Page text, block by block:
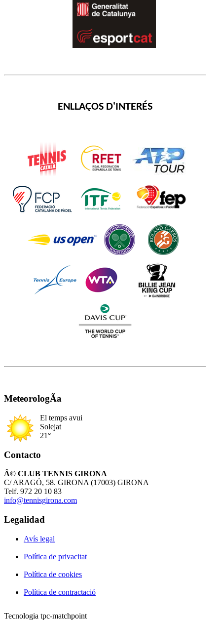
ENLLAÇOS D'INTERÉS
MeteorologÃ­a
El temps avui
Solejat
21°
Contacto
Â© CLUB TENNIS GIRONA
C/ ARAGÓ, 58. GIRONA (17003) GIRONA
Telf. 972 20 10 83
info@tennisgirona.com
Legalidad
Avís legal
Política de privacitat
Política de cookies
Política de contractació
Tecnologia tpc-matchpoint